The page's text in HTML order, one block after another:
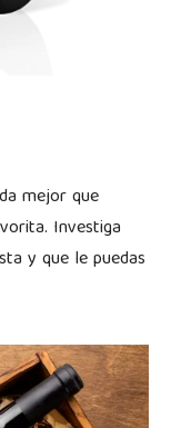
mejor que
Investiga
y que le puedas